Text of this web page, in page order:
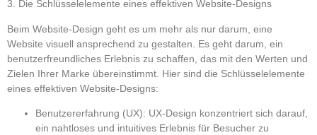
3. Die Schlüsselelemente eines effektiven Website-Designs
Beim Website-Design geht es um mehr als nur darum, eine
Website visuell ansprechend zu gestalten. Es geht darum, ein
benutzerfreundliches Erlebnis zu schaffen, das mit den Werten und
Zielen Ihrer Marke übereinstimmt. Hier sind die Schlüsselelemente
eines effektiven Website-Designs:
Benutzererfahrung (UX): UX-Design konzentriert sich darauf,
ein nahtloses und intuitives Erlebnis für Besucher zu